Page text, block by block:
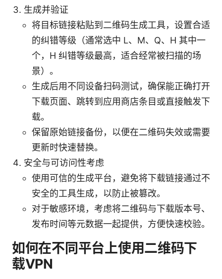
生成并验证
将目标链接粘贴到二维码生成工具，设置合适
的纠错等级（通常选中 L、M、Q、H 其中一
个，H 纠错等级最高，适合经常被扫描的场
景）。
生成后用不同设备扫码测试，确保能正确打开
下载页面、跳转到应用商店条目或直接触发下
载。
保留原始链接备份，以便在二维码失效或需要
更新时快速替换。
安全与可访问性考虑
使用可信的生成平台，避免将下载链接通过不
安全的工具生成，以防止被篡改。
对于敏感环境，考虑将二维码与下载版本号、
发布时间等元数据一起提供，方便快速校验。
如何在不同平台上使用二维码下
载VPN